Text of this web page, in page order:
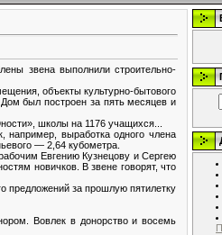
звена выполнили строительно-
объекты культурно-бытового
был построен за пять месяцев и
школы на 1176 учащихся...
например, выработка одного члена
— 2,64 кубометра.
Евгению Кузнецову и Сергею
новичков. В звене говорят, что
предложений за прошлую пятилетку
Вовлек в донорство и восемь